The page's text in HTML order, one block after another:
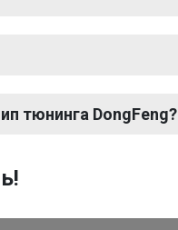
тюнинга DongFeng?